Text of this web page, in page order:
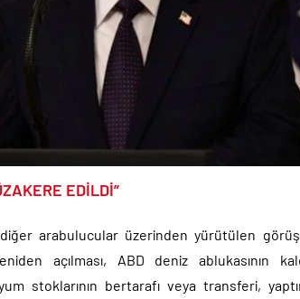
EDİLDİ”
arabulucular üzerinden yürütülen
açılması, ABD deniz ablukasının
stoklarının bertarafı veya transferi,